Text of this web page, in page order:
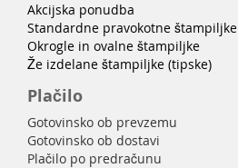
Akcijska ponudba
Standardne pravokotne štampiljke
Okrogle in ovalne štampiljke
Že izdelane štampiljke (tipske)
Plačilo
Gotovinsko ob prevzemu
Gotovinsko ob dostavi
Plačilo po predračunu